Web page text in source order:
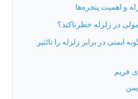
و اهمیت پنجره‌ها
در زلزله خطرناکند؟
ایمنی در برابر زلزله را تائثیر
فریم